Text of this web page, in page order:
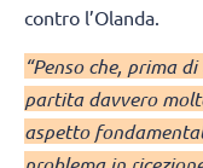
contro l’Olanda.
“Penso che, prima
partita davvero
aspetto